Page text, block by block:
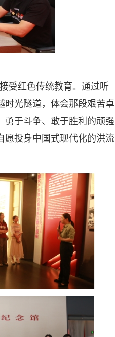
受红色传统教育。通过听
时光隧道，体会那段艰苦卓
勇于斗争、敢于胜利的顽强
愿投身中国式现代化的洪流